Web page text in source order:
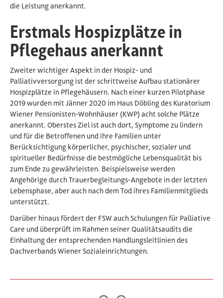
die Leistung anerkannt.
Erstmals Hospizplätze in
Pflegehaus anerkannt
Zweiter wichtiger Aspekt in der Hospiz- und
Palliativversorgung ist der schrittweise Aufbau stationärer
Hospizplätze in Pflegehäusern. Nach einer kurzen Pilotphase
2019 wurden mit Jänner 2020 im Haus Döbling des Kuratorium
Wiener Pensionisten-Wohnhäuser (KWP) acht solche Plätze
anerkannt. Oberstes Ziel ist auch dort, Symptome zu lindern
und für die Betroffenen und ihre Familien unter
Berücksichtigung körperlicher, psychischer, sozialer und
spiritueller Bedürfnisse die bestmögliche Lebensqualität bis
zum Ende zu gewährleisten. Beispielsweise werden
Angehörige durch Trauerbegleitungs-Angebote in der letzten
Lebensphase, aber auch nach dem Tod ihres Familienmitglieds
unterstützt.
Darüber hinaus fördert der FSW auch Schulungen für Palliative
Care und überprüft im Rahmen seiner Qualitätsaudits die
Einhaltung der entsprechenden Handlungsleitlinien des
Dachverbands Wiener Sozialeinrichtungen.